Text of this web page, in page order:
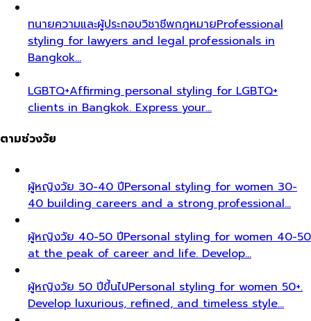
ทนายความและผู้ประกอบวิชาชีพกฎหมายProfessional
styling for lawyers and legal professionals in
Bangkok…
LGBTQ+Affirming personal styling for LGBTQ+
clients in Bangkok. Express your…
ตามช่วงวัย
ผู้หญิงวัย 30-40 ปีPersonal styling for women 30-
40 building careers and a strong professional…
ผู้หญิงวัย 40-50 ปีPersonal styling for women 40-50
at the peak of career and life. Develop…
ผู้หญิงวัย 50 ปีขึ้นไปPersonal styling for women 50+.
Develop luxurious, refined, and timeless style…